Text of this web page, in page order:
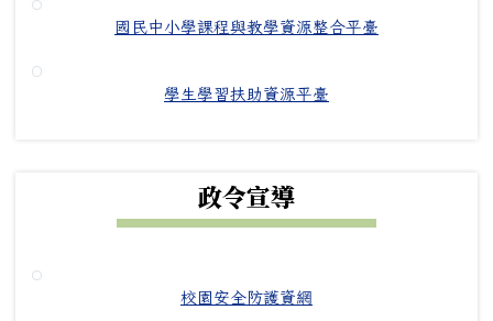
國民中小學課程與教學資源整合平臺
學生學習扶助資源平臺
政令宣導
校園安全防護資網